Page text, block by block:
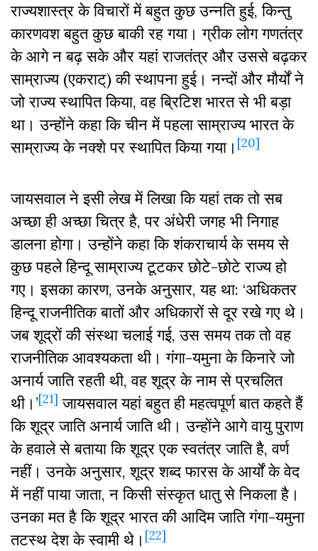
राज्यशास्त्र के विचारों में बहुत कुछ उन्नति हुई, किन्तु
कारणवश बहुत कुछ बाकी रह गया। ग्रीक लोग गणतंत्र
के आगे न बढ़ सके और यहां राजतंत्र और उससे बढ़कर
साम्राज्य (एकराट्) की स्थापना हुई। नन्दों और मौर्यों ने
जो राज्य स्थापित किया, वह ब्रिटिश भारत से भी बड़ा
था। उन्होंने कहा कि चीन में पहला साम्राज्य भारत के
साम्राज्य के नक्शे पर स्थापित किया गया। [20]
जायसवाल ने इसी लेख में लिखा कि यहां तक तो सब
अच्छा ही अच्छा चित्र है, पर अंधेरी जगह भी निगाह
डालना होगा। उन्होंने कहा कि शंकराचार्य के समय से
कुछ पहले हिन्दू साम्राज्य टूटकर छोटे-छोटे राज्य हो
गए। इसका कारण, उनके अनुसार, यह था: ‘अधिकतर
हिन्दू राजनीतिक बातों और अधिकारों से दूर रखे गए थे।
जब शूद्रों की संस्था चलाई गई, उस समय तक तो वह
राजनीतिक आवश्यकता थी। गंगा-यमुना के किनारे जो
अनार्य जाति रहती थी, वह शूद्र के नाम से प्रचलित
थी।’[21] जायसवाल यहां बहुत ही महत्वपूर्ण बात कहते हैं
कि शूद्र जाति अनार्य जाति थी। उन्होंने आगे वायु पुराण
के हवाले से बताया कि शूद्र एक स्वतंत्र जाति है, वर्ण
नहीं। उनके अनुसार, शूद्र शब्द फारस के आर्यों के वेद
में नहीं पाया जाता, न किसी संस्कृत धातु से निकला है।
उनका मत है कि शूद्र भारत की आदिम जाति गंगा-यमुना
तटस्थ देश के स्वामी थे। [22]